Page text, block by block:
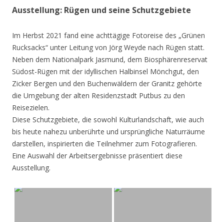
Ausstellung: Rügen und seine Schutzgebiete
Im Herbst 2021 fand eine achttägige Fotoreise des „Grünen
Rucksacks“ unter Leitung von Jörg Weyde nach Rügen statt.
Neben dem Nationalpark Jasmund, dem Biosphärenreservat
Südost-Rügen mit der idyllischen Halbinsel Mönchgut, den
Zicker Bergen und den Buchenwäldern der Granitz gehörte
die Umgebung der alten Residenzstadt Putbus zu den
Reisezielen.
Diese Schutzgebiete, die sowohl Kulturlandschaft, wie auch
bis heute nahezu unberührte und ursprüngliche Naturräume
darstellen, inspirierten die Teilnehmer zum Fotografieren.
Eine Auswahl der Arbeitsergebnisse präsentiert diese
Ausstellung.